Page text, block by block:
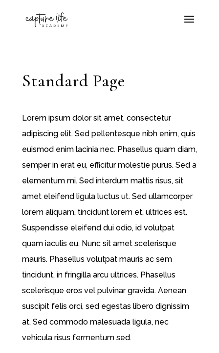
Standard Page
Lorem ipsum dolor sit amet, consectetur
adipiscing elit. Sed pellentesque nibh enim, quis
euismod enim lacinia nec. Phasellus quam diam,
semper in erat eu, efficitur molestie purus. Sed a
elementum mi. Sed interdum mattis risus, sit
amet eleifend ligula luctus ut. Sed ullamcorper
lorem aliquam, tincidunt lorem et, ultrices est.
Suspendisse eleifend dui odio, id volutpat
quam iaculis eu. Nunc sit amet scelerisque
mauris. Phasellus volutpat mauris ac sem
tincidunt, in fringilla arcu ultrices. Phasellus
scelerisque eros vel pulvinar gravida. Aenean
suscipit felis orci, sed egestas libero dignissim
at. Sed commodo malesuada ligula, nec
vehicula risus fermentum sed.